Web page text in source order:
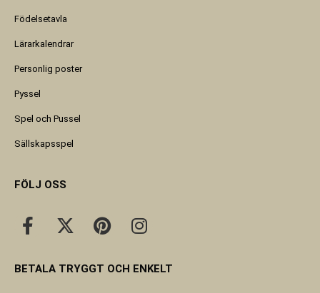
Födelsetavla
Lärarkalendrar
Personlig poster
Pyssel
Spel och Pussel
Sällskapsspel
FÖLJ OSS
BETALA TRYGGT OCH ENKELT